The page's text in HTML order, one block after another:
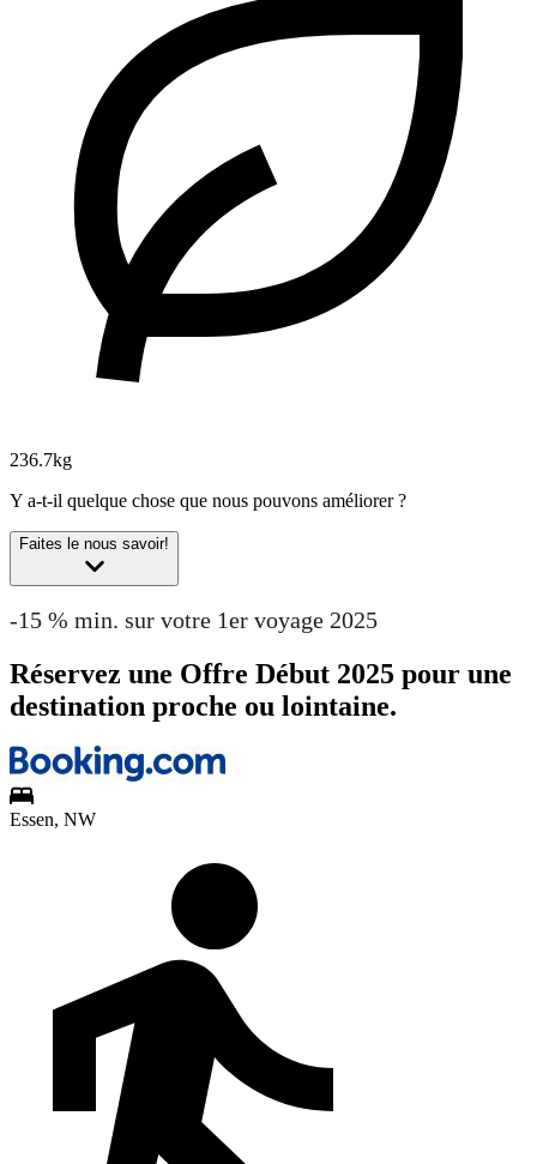
236.7kg
Y a-t-il quelque chose que nous pouvons améliorer ?
Faites le nous savoir!
-15 % min. sur votre 1er voyage 2025
Réservez une Offre Début 2025 pour une
destination proche ou lointaine.
Essen, NW